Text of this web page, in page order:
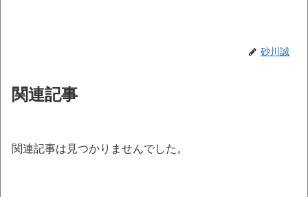
砂川誠
関連記事
関連記事は見つかりませんでした。